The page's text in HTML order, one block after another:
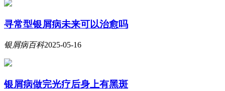
寻常型银屑病未来可以治愈吗
银屑病百科2025-05-16
银屑病做完光疗后身上有黑斑